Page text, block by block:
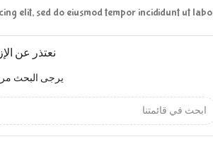
elit, sed do eiusmod tempor incididunt ut
نعتذر عن
يرجى البحث